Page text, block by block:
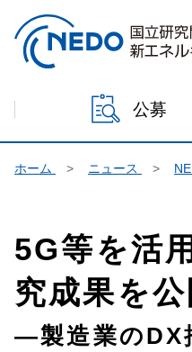
本文へジャンプ
公募
ホーム ニュース
5G等を活
究成果を公
―製造業のDX